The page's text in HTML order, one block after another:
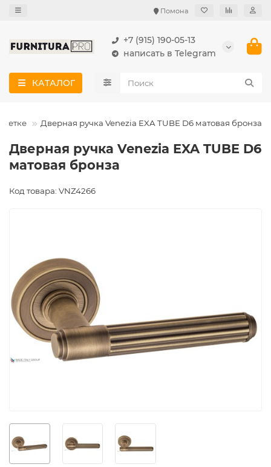
Помона
+7 (915) 190-05-13
написать в Telegram
КАТАЛОГ
Дверная ручка Venezia EXA TUBE D6 матовая бронза
Дверная ручка Venezia EXA TUBE D6
матовая бронза
Код товара: VNZ4266